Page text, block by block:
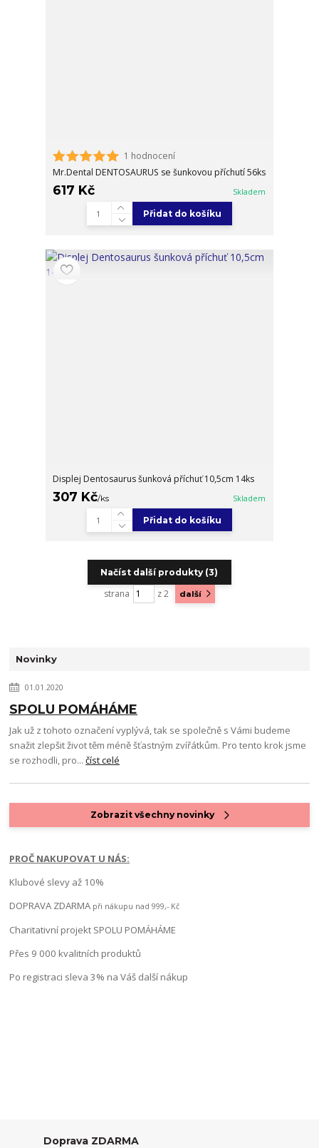
1 hodnocení
Mr.Dental DENTOSAURUS se šunkovou příchutí 56ks
617 Kč Skladem
Přidat do košíku
Displej Dentosaurus šunková příchuť 10,5cm 14ks
307 Kč/ks Skladem
Přidat do košíku
Načíst další produkty (3)
strana z 2 další
Novinky
01.01.2020
SPOLU POMÁHÁME
Jak už z tohoto označení vyplývá, tak se společně s Vámi budeme
snažit zlepšit život těm méně šťastným zvířátkům. Pro tento krok jsme
se rozhodli, pro...číst celé
Zobrazit všechny novinky
PROČ NAKUPOVAT U NÁS:
Klubové slevy až 10%
DOPRAVA ZDARMA při nákupu nad 999,- Kč
Charitativní projekt SPOLU POMÁHÁME
Přes 9 000 kvalitních produktů
Po registraci sleva 3% na Váš další nákup
Doprava ZDARMA